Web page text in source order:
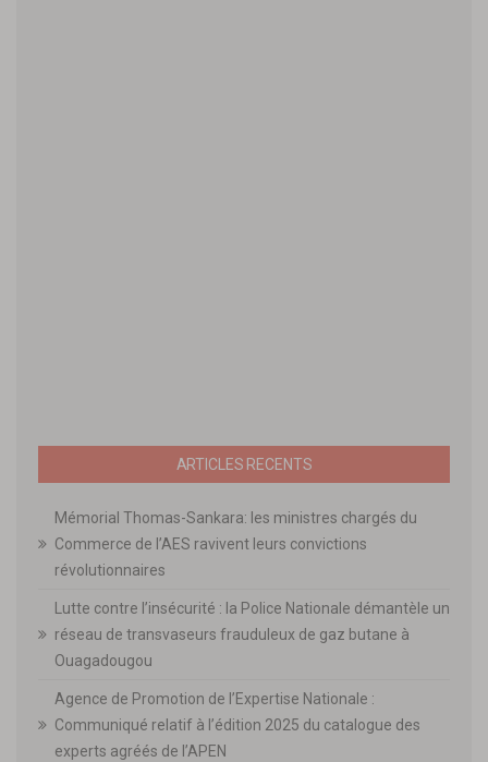
ARTICLES RECENTS
Mémorial Thomas-Sankara: les ministres chargés du
Commerce de l’AES ravivent leurs convictions
révolutionnaires
Lutte contre l’insécurité : la Police Nationale démantèle un
réseau de transvaseurs frauduleux de gaz butane à
Ouagadougou
Agence de Promotion de l’Expertise Nationale :
Communiqué relatif à l’édition 2025 du catalogue des
experts agréés de l’APEN